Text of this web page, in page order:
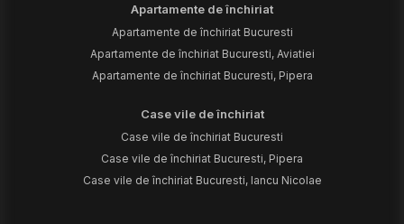
Apartamente de închiriat
Apartamente de închiriat Bucuresti
Apartamente de închiriat Bucuresti, Aviatiei
Apartamente de închiriat Bucuresti, Pipera
Case vile de închiriat
Case vile de închiriat Bucuresti
Case vile de închiriat Bucuresti, Pipera
Case vile de închiriat Bucuresti, Iancu Nicolae